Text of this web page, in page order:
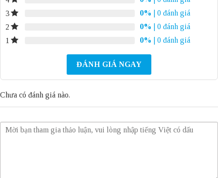
3
0%
| 0 đánh giá
2
0%
| 0 đánh giá
1
0% | 0 đánh giá
ĐÁNH GIÁ NGAY
Chưa có đánh giá nào.